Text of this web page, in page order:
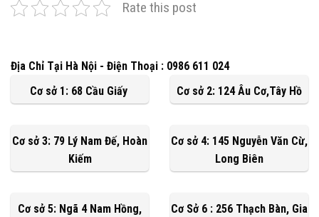
Rate this post
Địa Chỉ Tại Hà Nội - Điện Thoại : 0986 611 024
Cơ sở 1: 68 Cầu Giấy
Cơ sở 2: 124 Âu Cơ,Tây Hồ
Cơ sở 3: 79 Lý Nam Đế, Hoàn
Kiếm
Cơ sở 4: 145 Nguyễn Văn Cừ,
Long Biên
Cơ sở 5: Ngã 4 Nam Hồng,
Cơ Sở 6 : 256 Thạch Bàn, Gia